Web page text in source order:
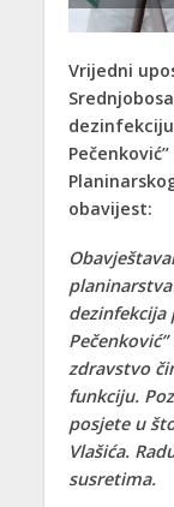
Vrijedni
obavijest:
dezinfekcija
zdravstvo
funkciju.
posjete u
Vlašića.
susretima.